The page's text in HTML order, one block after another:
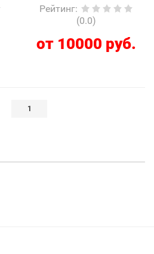
Рейтинг:
(0.0)
от 10000 руб.
1